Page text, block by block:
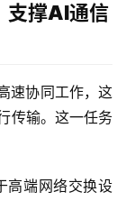
撑AI通信
速协同工作，这
传输。这一任务
高端网络交换设